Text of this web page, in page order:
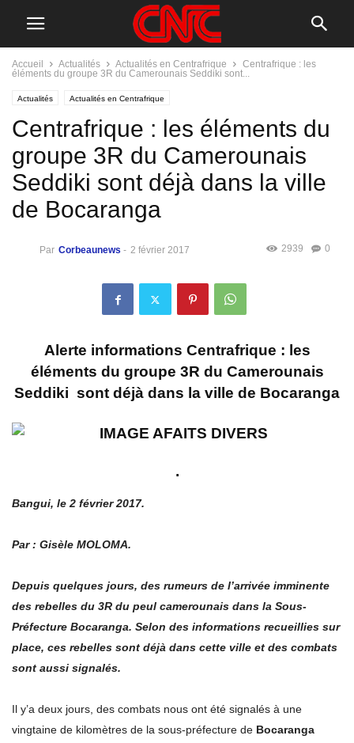
Accueil Actualités Actualités en Centrafrique
Centrafrique : les
éléments du groupe 3R du Camerounais Seddiki sont...
Actualités Actualités en Centrafrique
Centrafrique : les éléments du
groupe 3R du Camerounais
Seddiki sont déjà dans la ville
de Bocaranga
Par Corbeaunews - 2 février 2017 0
2939
Alerte informations Centrafrique : les
éléments du groupe 3R du Camerounais
Seddiki sont déjà dans la ville de Bocaranga
.
Bangui, le 2 février 2017.
Par : Gisèle MOLOMA.
Depuis quelques jours, des rumeurs de l’arrivée imminente
des rebelles du 3R du peul camerounais dans la Sous-
Préfecture Bocaranga. Selon des informations recueillies sur
place, ces rebelles sont déjà dans cette ville et des combats
sont aussi signalés.
Il y’a deux jours, des combats nous ont été signalés à une
vingtaine de kilomètres de la sous-préfecture de Bocaranga